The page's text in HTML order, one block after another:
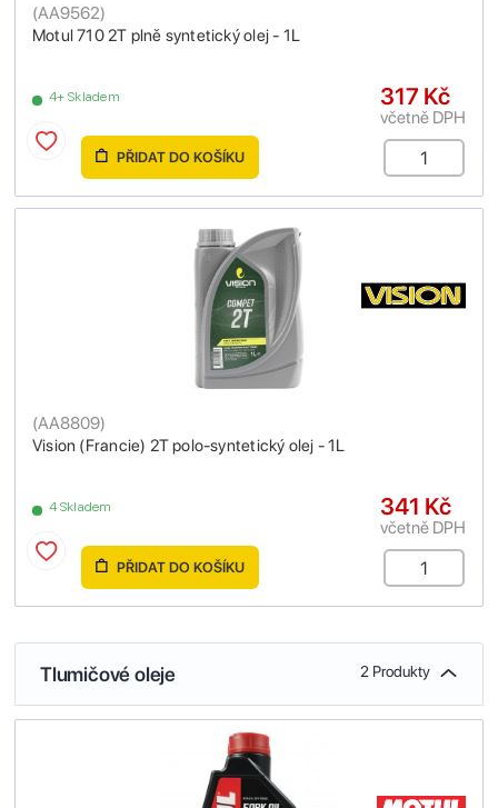
Motul 710 2T plně syntetický olej - 1L
(AA9562)
4+ Skladem 317 Kč
včetně DPH
PŘIDAT DO KOŠÍKU
Vision (Francie) 2T polo-syntetický olej - 1L
(AA8809)
4 Skladem 341 Kč
včetně DPH
PŘIDAT DO KOŠÍKU
Tlumičové oleje 2 Produkty